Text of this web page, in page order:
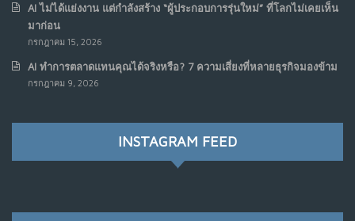
AI ไม่ได้แย่งงาน แต่กำลังสร้าง “ผู้ประกอบการรุ่นใหม่” ที่โลกไม่เคยเห็น
มาก่อน
กรกฎาคม 15, 2026
AI ทำการตลาดแทนคุณได้จริงหรือ? 7 ความเสี่ยงที่หลายธุรกิจมองข้าม
กรกฎาคม 9, 2026
INSTAGRAM FEED